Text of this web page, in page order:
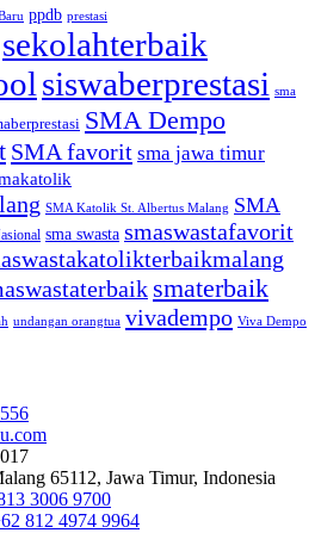
ppdb prestasi
sekolahterbaik
siswaberprestasi sma
SMA Dempo
SMA favorit sma jawa timur
SMA Katolik St. Albertus Malang SMA
sma swasta smaswastafavorit
smaterbaik
undangan orangtua vivadempo Viva Dempo
65112, Jawa Timur, Indonesia
3006 9700
812 4974 9964